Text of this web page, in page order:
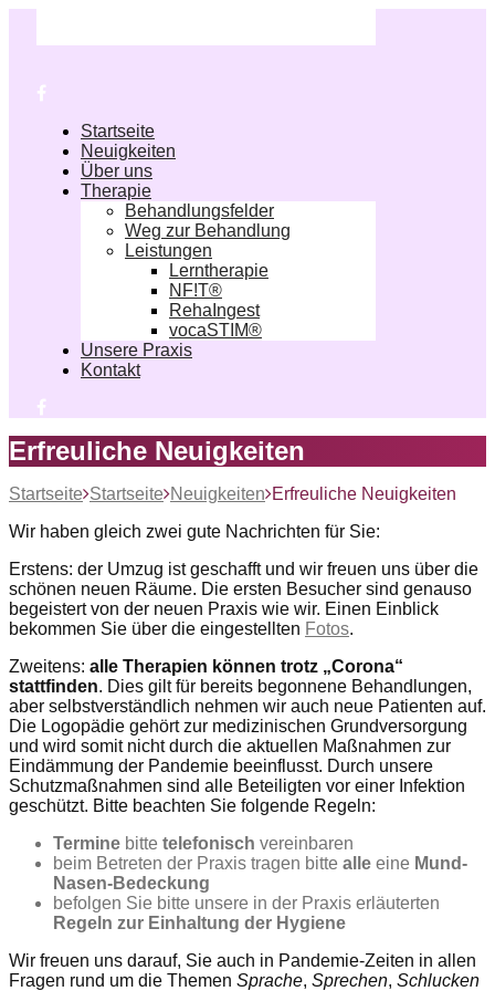
Startseite
Neuigkeiten
Über uns
Therapie
Behandlungsfelder
Weg zur Behandlung
Leistungen
Lerntherapie
NF!T®
RehaIngest
vocaSTIM®
Unsere Praxis
Kontakt
Erfreuliche Neuigkeiten
Startseite Startseite Neuigkeiten Erfreuliche Neuigkeiten
Wir haben gleich zwei gute Nachrichten für Sie:
Erstens: der Umzug ist geschafft und wir freuen uns über die
schönen neuen Räume. Die ersten Besucher sind genauso
begeistert von der neuen Praxis wie wir. Einen Einblick
bekommen Sie über die eingestellten Fotos.
Zweitens: alle Therapien können trotz „Corona“
stattfinden. Dies gilt für bereits begonnene Behandlungen,
aber selbstverständlich nehmen wir auch neue Patienten auf.
Die Logopädie gehört zur medizinischen Grundversorgung
und wird somit nicht durch die aktuellen Maßnahmen zur
Eindämmung der Pandemie beeinflusst. Durch unsere
Schutzmaßnahmen sind alle Beteiligten vor einer Infektion
geschützt. Bitte beachten Sie folgende Regeln:
Termine bitte telefonisch vereinbaren
beim Betreten der Praxis tragen bitte alle eine Mund-
Nasen-Bedeckung
befolgen Sie bitte unsere in der Praxis erläuterten
Regeln zur Einhaltung der Hygiene
Wir freuen uns darauf, Sie auch in Pandemie-Zeiten in allen
Fragen rund um die Themen Sprache, Sprechen, Schlucken